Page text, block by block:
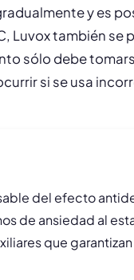
y es
Luvox también se
sólo debe
si se usa
del efecto
de ansiedad al
que